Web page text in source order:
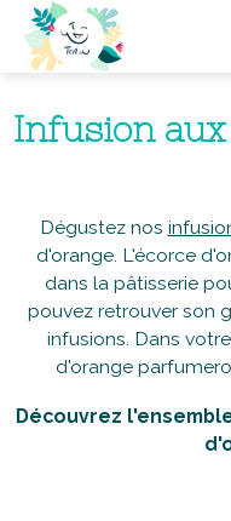
Infusion
Dégustez nos
d'orange. L'écorce
dans la pâtisserie
pouvez retrouver son
infusions. Dans votre
d'orange
Découvrez